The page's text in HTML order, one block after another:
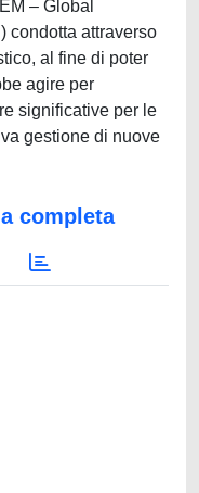
– Global
condotta attraverso
al fine di poter
agire per
significative per le
gestione di nuove
completa